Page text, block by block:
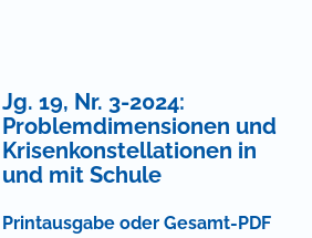
Jg. 19, Nr. 3-2024:
Problemdimensionen und
Krisenkonstellationen in
und mit Schule
Printausgabe oder Gesamt-PDF